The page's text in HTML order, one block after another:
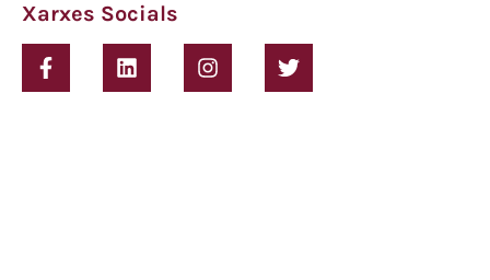
Xarxes Socials